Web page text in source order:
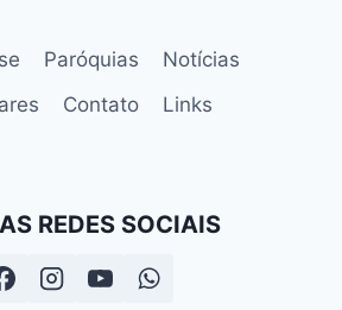
Paróquias
Notícias
Contato
Links
REDES SOCIAIS